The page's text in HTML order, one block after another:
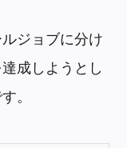
ジョブに分け
成しようとし
。